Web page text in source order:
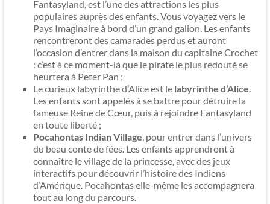
Fantasyland, est l’une des attractions les plus
populaires auprès des enfants. Vous voyagez vers le
Pays Imaginaire à bord d’un grand galion. Les enfants
rencontreront des camarades perdus et auront
l’occasion d’entrer dans la maison du capitaine Crochet
: c’est à ce moment-là que le pirate le plus redouté se
heurtera à Peter Pan ;
Le curieux labyrinthe d’Alice est lelabyrinthe d’Alice.
Les enfants sont appelés à se battre pour détruire la
fameuse Reine de Cœur, puis à rejoindre Fantasyland
en toute liberté ;
Pocahontas Indian Village, pour entrer dans l’univers
du beau conte de fées. Les enfants apprendront à
connaître le village de la princesse, avec des jeux
interactifs pour découvrir l’histoire des Indiens
d’Amérique. Pocahontas elle-même les accompagnera
tout au long du parcours.